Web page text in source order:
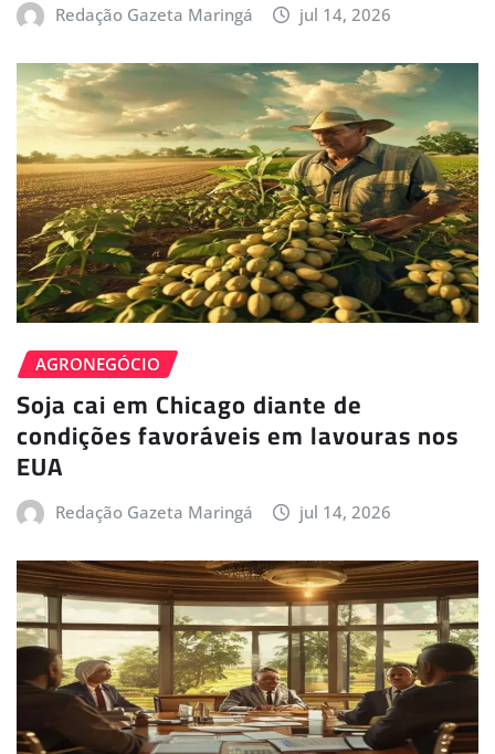
Redação Gazeta Maringá jul 14, 2026
AGRONEGÓCIO
Soja cai em Chicago diante de
condições favoráveis em lavouras nos
EUA
Redação Gazeta Maringá jul 14, 2026